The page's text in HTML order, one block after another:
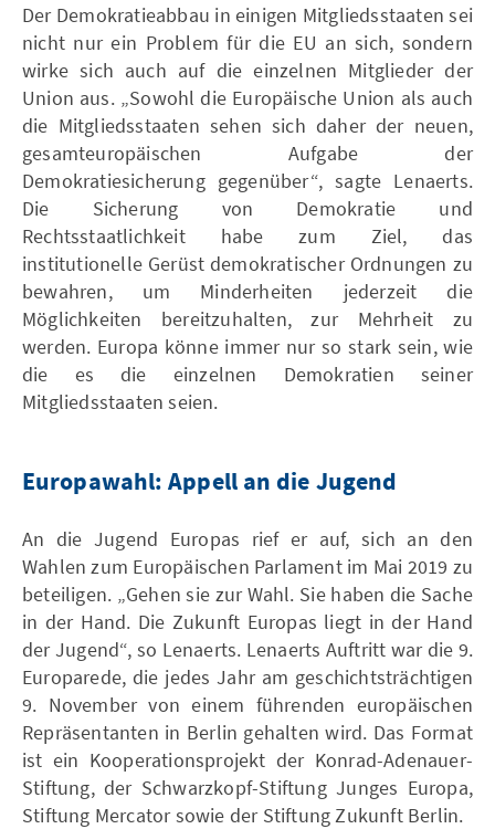
Der Demokratieabbau in einigen Mitgliedsstaaten sei
nicht nur ein Problem für die EU an sich, sondern
wirke sich auch auf die einzelnen Mitglieder der
Union aus. „Sowohl die Europäische Union als auch
die Mitgliedsstaaten sehen sich daher der neuen,
gesamteuropäischen Aufgabe der
Demokratiesicherung gegenüber“, sagte Lenaerts.
Die Sicherung von Demokratie und
Rechtsstaatlichkeit habe zum Ziel, das
institutionelle Gerüst demokratischer Ordnungen zu
bewahren, um Minderheiten jederzeit die
Möglichkeiten bereitzuhalten, zur Mehrheit zu
werden. Europa könne immer nur so stark sein, wie
die es die einzelnen Demokratien seiner
Mitgliedsstaaten seien.
Europawahl: Appell an die Jugend
An die Jugend Europas rief er auf, sich an den
Wahlen zum Europäischen Parlament im Mai 2019 zu
beteiligen. „Gehen sie zur Wahl. Sie haben die Sache
in der Hand. Die Zukunft Europas liegt in der Hand
der Jugend“, so Lenaerts. Lenaerts Auftritt war die 9.
Europarede, die jedes Jahr am geschichtsträchtigen
9. November von einem führenden europäischen
Repräsentanten in Berlin gehalten wird. Das Format
ist ein Kooperationsprojekt der Konrad-Adenauer-
Stiftung, der Schwarzkopf-Stiftung Junges Europa,
Stiftung Mercator sowie der Stiftung Zukunft Berlin.